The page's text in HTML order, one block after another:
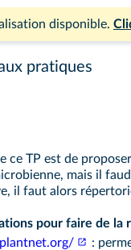
disponible.
pratiques
ce TP est de
mais il
il faut alors
pour faire de la
: